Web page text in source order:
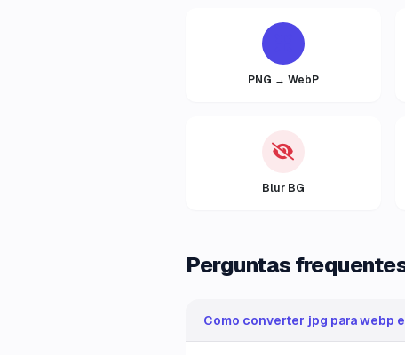
PNG → WebP
Blur BG
Perguntas
Como converter jpg para webp